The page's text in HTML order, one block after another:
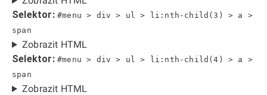
Selektor: #menu > div > ul > li:nth-child(3) > a >
span
Zobrazit HTML
Selektor: #menu > div > ul > li:nth-child(4) > a >
span
Zobrazit HTML